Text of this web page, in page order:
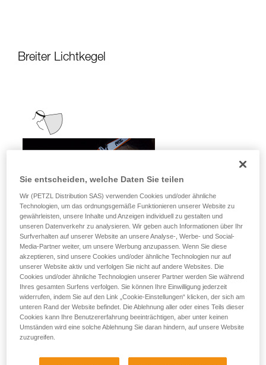
Breiter Lichtkegel
Er streut das Licht gleichmäßig in der
Nähe des Benutzers und ist für statische
Aktivitäten oder für Aktivitäten mit
Sie entscheiden, welche Daten Sie teilen
Wir (PETZL Distribution SAS) verwenden Cookies und/oder ähnliche
Technologien, um das ordnungsgemäße Funktionieren unserer Website zu
gewährleisten, unsere Inhalte und Anzeigen individuell zu gestalten und
unseren Datenverkehr zu analysieren. Wir geben auch Informationen über Ihr
Surfverhalten auf unserer Website an unsere Analyse-, Werbe- und Social-
Media-Partner weiter, um unsere Werbung anzupassen. Wenn Sie diese
akzeptieren, sind unsere Cookies und/oder ähnliche Technologien nur auf
unserer Website aktiv und verfolgen Sie nicht auf andere Websites. Die
Cookies und/oder ähnliche Technologien unserer Partner werden Sie während
Ihres gesamten Surfens verfolgen. Sie können Ihre Einwilligung jederzeit
widerrufen, indem Sie auf den Link „Cookie-Einstellungen“ klicken, der sich am
unteren Rand der Website befindet. Die Ablehnung aller oder eines Teils dieser
Cookies kann Ihre Benutzererfahrung beeinträchtigen, aber unter keinen
Umständen wird eine solche Ablehnung Sie daran hindern, auf unsere Website
zuzugreifen.